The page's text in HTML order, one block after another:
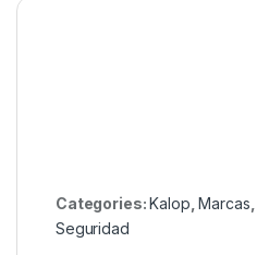
Categories:Kalop ,Marcas
Seguridad